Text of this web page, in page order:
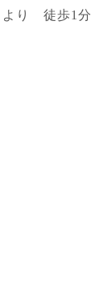
より 徒歩1分